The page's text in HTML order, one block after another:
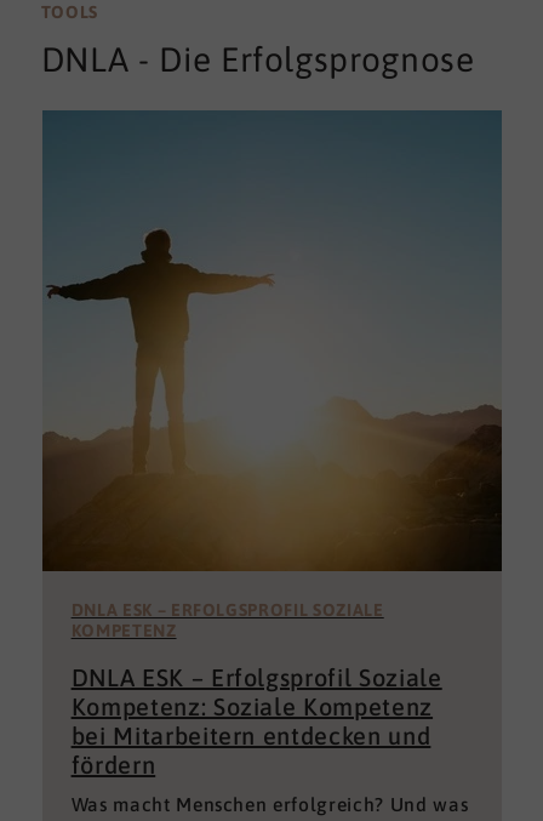
TOOLS
DNLA - Die Erfolgsprognose
DNLA ESK – ERFOLGSPROFIL SOZIALE
KOMPETENZ
DNLA ESK – Erfolgsprofil Soziale
Kompetenz: Soziale Kompetenz
bei Mitarbeitern entdecken und
fördern
Was macht Menschen erfolgreich? Und was